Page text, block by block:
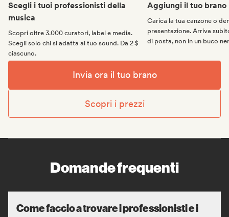
Scegli i tuoi professionisti della
musica
Scopri oltre 3.000 curatori, label e media.
Scegli solo chi si adatta al tuo sound. Da 2 $
ciascuno.
Aggiungi il tuo brano
Carica la tua canzone o
presentazione. Arriva
di posta, non in un buco
Invia ora il tuo brano
Scopri i prezzi
Domande frequenti
Come faccio a trovare i professionisti e i